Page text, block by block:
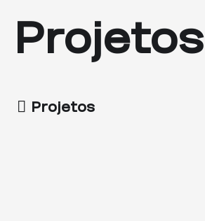
Projetos
Projetos